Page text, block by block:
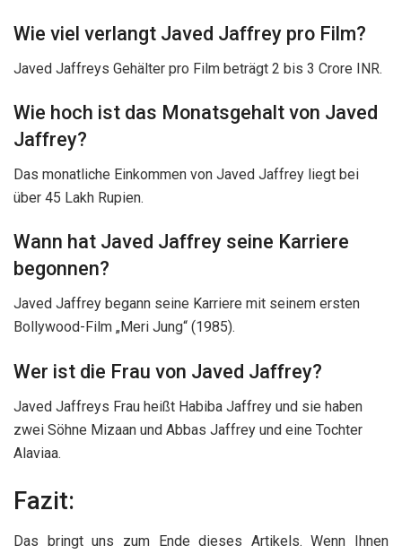
Wie viel verlangt Javed Jaffrey pro Film?
Javed Jaffreys Gehälter pro Film beträgt 2 bis 3 Crore INR.
Wie hoch ist das Monatsgehalt von Javed
Jaffrey?
Das monatliche Einkommen von Javed Jaffrey liegt bei
über 45 Lakh Rupien.
Wann hat Javed Jaffrey seine Karriere
begonnen?
Javed Jaffrey begann seine Karriere mit seinem ersten
Bollywood-Film „Meri Jung“ (1985).
Wer ist die Frau von Javed Jaffrey?
Javed Jaffreys Frau heißt Habiba Jaffrey und sie haben
zwei Söhne Mizaan und Abbas Jaffrey und eine Tochter
Alaviaa.
Fazit:
Das bringt uns zum Ende dieses Artikels. Wenn Ihnen